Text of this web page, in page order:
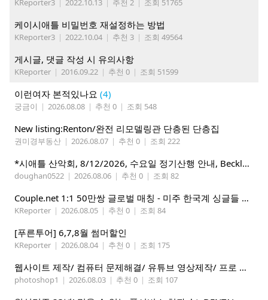
KReporter3 2022.10.13 추천 2 조회 51765
케이시애틀 비밀번호 재설정하는 방법
KReporter3 | 2022.10.04 | 추천 3 | 조회 49564
게시글, 댓글 작성 시 유의사항
KReporter | 2016.09.22 | 추천 0 | 조회 51599
이런여자 본적있나요 (4)
궁금이 | 2026.08.08 | 추천 0 | 조회 548
New listing:Renton/완전 리모델링관 단층된 단층집
권미경부동산 | 2026.08.07 | 추천 0 | 조회 222
*시애틀 산악회, 8/12/2026, 수요일 정기산행 안내, Beckler Peak*
doughan0522 | 2026.08.06 | 추천 0 | 조회 82
Couple.net 1:1 50만쌍 글로벌 매칭 - 미주 한국계 싱글들 모이세요
KReporter | 2026.08.05 | 추천 0 | 조회 84
[푸른투어] 6,7,8월 썸머할인
KReporter | 2026.08.04 | 추천 0 | 조회 175
웹사이트 제작/ 컴퓨터 문제해결/ 유튜브 영상제작/ 프로 사진촬영
photoshop1 | 2026.08.03 | 추천 0 | 조회 107